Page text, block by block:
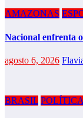
AMAZONAS
Nacional enfrenta
agosto 6, 2026
BRASIL POLÍTICA